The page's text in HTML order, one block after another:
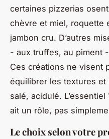
certaines pizzerias
chèvre et miel, roquette
jambon cru. D’autres
- aux truffes, au piment
Ces créations ne visent
équilibrer les textures
salé, acidulé.
ait un rôle, pas
Le choix selon votre